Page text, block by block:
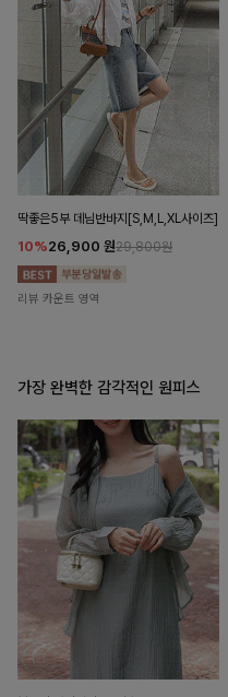
딱좋은5부 데님반바지[S,M,L,XL사이즈]
10%26,900 원29,800원
리뷰 카운트 영역
가장 완벽한 감각적인 원피스